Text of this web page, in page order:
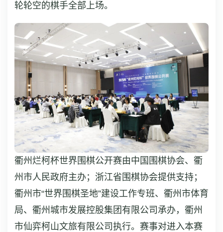
轮轮空的棋手全部上场。
衢州烂柯杯世界围棋公开赛由中国围棋协会、衢
州市人民政府主办；浙江省围棋协会提供支持；
衢州市“世界围棋圣地”建设工作专班、衢州市体育
局、衢州城市发展控股集团有限公司承办，衢州
市仙弈柯山文旅有限公司执行。赛事对进入本赛